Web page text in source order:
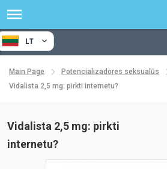
LT
Main Page
Potencializadores seksualūs
Vidalista 2,5 mg: pirkti internetu?
Vidalista 2,5 mg: pirkti
internetu?